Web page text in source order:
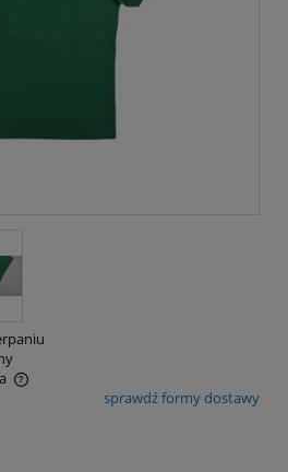
kosztów płatności
sprawdź formy dostawy